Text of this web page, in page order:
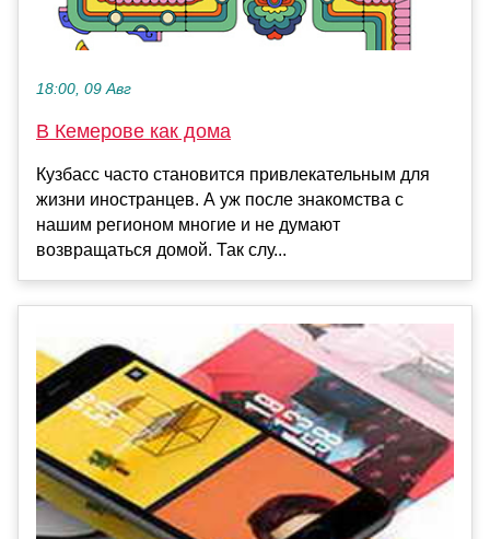
18:00, 09 Авг
В Кемерове как дома
Кузбасс часто становится привлекательным для
жизни иностранцев. А уж после знакомства с
нашим регионом многие и не думают
возвращаться домой. Так слу...